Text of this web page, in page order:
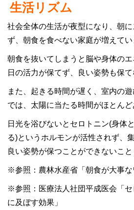
生活リズム
社会全体の生活が夜型になり、朝
ず、朝食を食べない家庭が増えてい
朝食を抜いてしまうと脳や身体のエ
日の活力が保てず、良い姿勢も保て
また、起きる時間が遅く、室内の
では、太陽に当たる時間がほとんど
日光を浴びないとセロトニン(身体
る)というホルモンが活性されず、
良い姿勢が保つことができないこと
※参照： 農林水産省「朝食が大事な
※参照： 医療法人社団平成医会「
に及ぼす効果」